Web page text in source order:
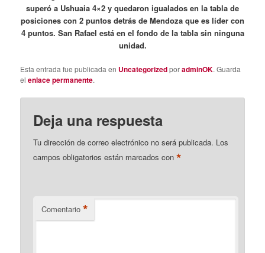
superó a Ushuaia 4×2 y quedaron igualados en la tabla de
posiciones con 2 puntos detrás de Mendoza que es líder con
4 puntos. San Rafael está en el fondo de la tabla sin ninguna
unidad.
Esta entrada fue publicada en UncategorizedporadminOK. Guarda
elenlace permanente.
Deja una respuesta
Tu dirección de correo electrónico no será publicada. Los
campos obligatorios están marcados con*
Comentario *